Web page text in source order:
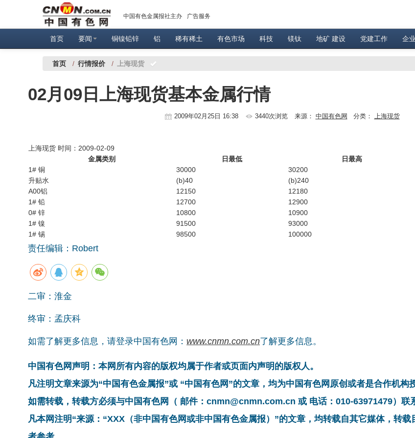
中国有色金属报社主办 广告服务
首页 要闻 铜镍铅锌 铝 稀有稀土 有色市场 科技 镁钛 地矿 建设 党建工作 企
首页 / 行情报价 / 上海现货
02月09日上海现货基本金属行情
2009年02月25日 16:38 3440次浏览 来源： 中国有色网 分类： 上海现货
上海现货 时间：2009-02-09
金属类别
日最低 日最高
1# 铜
30000 30200
升贴水
(b)40 (b)240
A00铝
12150 12180
1# 铅
12700 12900
0# 锌
10800 10900
1# 镍
91500 93000
1# 锡
98500 100000
责任编辑：Robert
二审：淮金
终审：孟庆科
如需了解更多信息，请登录中国有色网： www.cnmn.com.cn了解更多信息。
中国有色网声明：本网所有内容的版权均属于作者或页面内声明的版权人。
凡注明文章来源为“中国有色金属报”或 “中国有色网”的文章，均为中国有色网原创或者是合作机构
如需转载，转载方必须与中国有色网（ 邮件：cnmn@cnmn.com.cn 或 电话：010-63971479）联
凡本网注明“来源：“XXX（非中国有色网或非中国有色金属报）”的文章，均转载自其它媒体，转